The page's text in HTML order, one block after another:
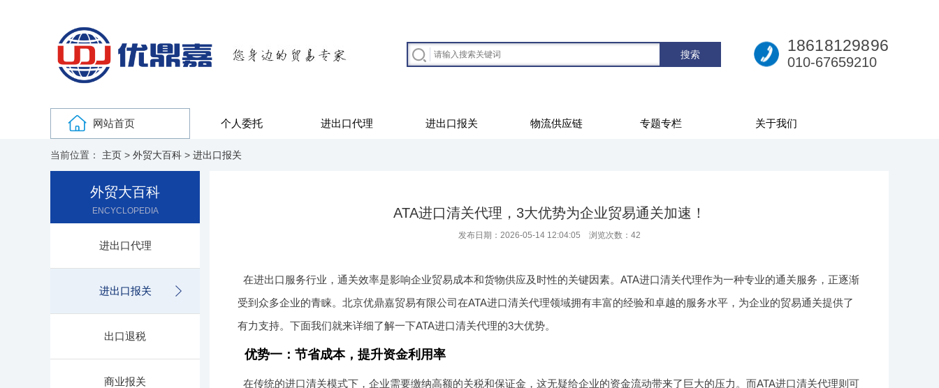
18618129896
010-67659210
网站首页 个人委托 进出口代理 进出口报关 物流供应链 专题专栏 关于我们
当前位置： 主页 > 外贸大百科 > 进出口报关
外贸大百科
ENCYCLOPEDIA
进出口代理
进出口报关
出口退税
商业报关
ATA进口清关代理，3大优势为企业贸易通关加速！
发布日期：2026-05-14 12:04:05 浏览次数： 42
在进出口服务行业，通关效率是影响企业贸易成本和货物供应及时性的关键因素。ATA进口清关代理作为一种专业的通关服务，正逐渐
受到众多企业的青睐。北京优鼎嘉贸易有限公司在ATA进口清关代理领域拥有丰富的经验和卓越的服务水平，为企业的贸易通关提供了
有力支持。下面我们就来详细了解一下ATA进口清关代理的3大优势。
优势一：节省成本，提升资金利用率
在传统的进口清关模式下，企业需要缴纳高额的关税和保证金，这无疑给企业的资金流动带来了巨大的压力。而ATA进口清关代理则可